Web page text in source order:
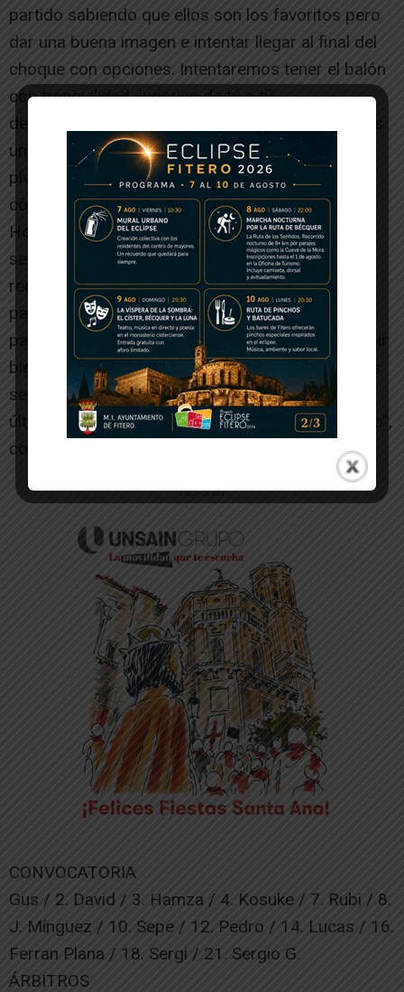
partido sabiendo que ellos son los favoritos pero
dar una buena imagen e intentar llegar al final del
choque con opciones. Intentaremos tener el balón
con tranquilidad, jugarles de tú a tú,
defensivamente ser intensos y en el juego de tres
uno tratar de que esas situaciones no lleguen al
pívot, anticiparnos para que no se encuentren
cómodos”.
Hoy por la mañana el equipo ha realizado una
sesión de entrenamiento que ha servido para
recuperar físicamente a la plantilla y después del
partido habrá un mes por el parón del Europeo
para recuperar jugadores. “El parón nos va a venir
bien para que los que se encuentran renqueantes
se recuperen. Pero antes tenemos que hacer un
último esfuerzo para tratar de sacar algo positivo”,
concluye el técnico.
-- Publicidad --
CONVOCATORIA
Gus / 2. David / 3. Hamza / 4. Kosuke / 7. Rubi / 8.
J. Mínguez / 10. Sepe / 12. Pedro / 14. Lucas / 16.
Ferran Plana / 18. Sergi / 21. Sergio G.
ÁRBITROS